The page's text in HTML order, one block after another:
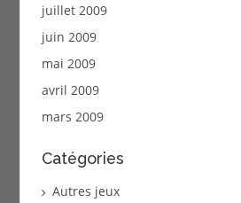
juillet 2009
juin 2009
mai 2009
avril 2009
mars 2009
Catégories
Autres jeux